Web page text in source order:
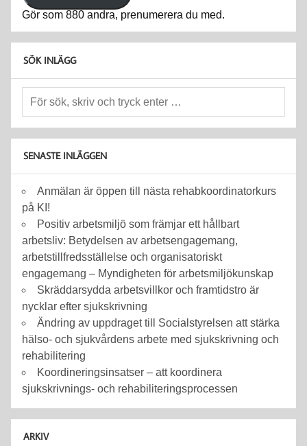
Gör som 880 andra, prenumerera du med.
SÖK INLÄGG
SENASTE INLÄGGEN
Anmälan är öppen till nästa rehabkoordinatorkurs
på KI!
Positiv arbetsmiljö som främjar ett hållbart
arbetsliv: Betydelsen av arbetsengagemang,
arbetstillfredsställelse och organisatoriskt
engagemang – Myndigheten för arbetsmiljökunskap
Skräddarsydda arbetsvillkor och framtidstro är
nycklar efter sjukskrivning
Ändring av uppdraget till Socialstyrelsen att stärka
hälso- och sjukvårdens arbete med sjukskrivning och
rehabilitering
Koordineringsinsatser – att koordinera
sjukskrivnings- och rehabiliteringsprocessen
ARKIV